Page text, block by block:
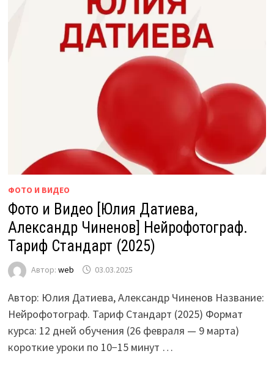
ФОТО И ВИДЕО
Фото и Видео [Юлия Датиева,
Александр Чиненов] Нейрофотограф.
Тариф Стандарт (2025)
Автор: web 03.03.2025
Автор: Юлия Датиева, Александр Чиненов Название:
Нейрофотограф. Тариф Стандарт (2025) Формат
курса: 12 дней обучения (26 февраля — 9 марта)
короткие уроки по 10−15 минут …